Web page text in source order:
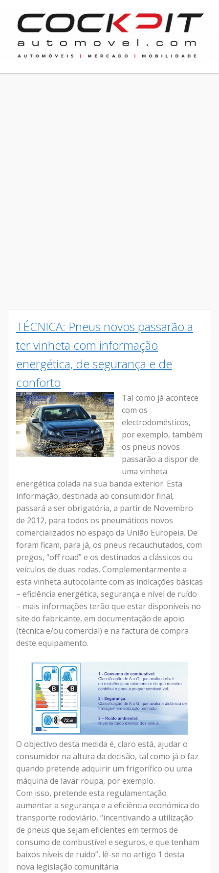
TÉCNICA: Pneus novos passarão a
ter vinheta com informação
energética, de segurança e de
conforto
Tal como já acontece
com os
electrodomésticos,
por exemplo, também
os pneus novos
passarão a dispor de
uma vinheta
energética colada na sua banda exterior. Esta
informação, destinada ao consumidor final,
passará a ser obrigatória, a partir de Novembro
de 2012, para todos os pneumáticos novos
comercializados no espaço da União Europeia. De
foram ficam, para já, os pneus recauchutados, com
pregos, “off road” e os destinados a clássicos ou
veículos de duas rodas. Complementarmente a
esta vinheta autocolante com as indicações básicas
– eficiência energética, segurança e nível de ruído
– mais informações terão que estar disponíveis no
site do fabricante, em documentação de apoio
(técnica e/ou comercial) e na factura de compra
deste equipamento.
O objectivo desta medida é, claro está, ajudar o
consumidor na altura da decisão, tal como já o faz
quando pretende adquirir um frigorífico ou uma
máquina de lavar roupa, por exemplo.
Com isso, pretende esta regulamentação
aumentar a segurança e a eficiência económica do
transporte rodoviário, “incentivando a utilização
de pneus que sejam eficientes em termos de
consumo de combustível e seguros, e que tenham
baixos níveis de ruído”, lê-se no artigo 1 desta
nova legislação comunitária.